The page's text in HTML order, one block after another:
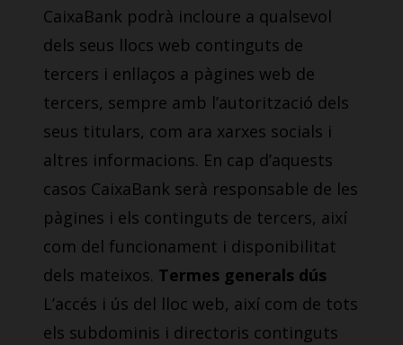
CaixaBank podrà incloure a qualsevol
dels seus llocs web continguts de
tercers i enllaços a pàgines web de
tercers, sempre amb l’autorització dels
seus titulars, com ara xarxes socials i
altres informacions. En cap d’aquests
casos CaixaBank serà responsable de les
pàgines i els continguts de tercers, així
com del funcionament i disponibilitat
dels mateixos. Termes generals dús
L’accés i ús del lloc web, així com de tots
els subdominis i directoris continguts